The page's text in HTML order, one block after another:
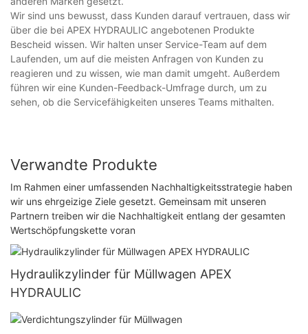
Wir sind uns bewusst, dass Kunden darauf vertrauen, dass wir
über die bei APEX HYDRAULIC angebotenen Produkte
Bescheid wissen. Wir halten unser Service-Team auf dem
Laufenden, um auf die meisten Anfragen von Kunden zu
reagieren und zu wissen, wie man damit umgeht. Außerdem
führen wir eine Kunden-Feedback-Umfrage durch, um zu
sehen, ob die Servicefähigkeiten unseres Teams mithalten.
Verwandte Produkte
Im Rahmen einer umfassenden Nachhaltigkeitsstrategie haben
wir uns ehrgeizige Ziele gesetzt. Gemeinsam mit unseren
Partnern treiben wir die Nachhaltigkeit entlang der gesamten
Wertschöpfungskette voran
Hydraulikzylinder für Müllwagen APEX
HYDRAULIC